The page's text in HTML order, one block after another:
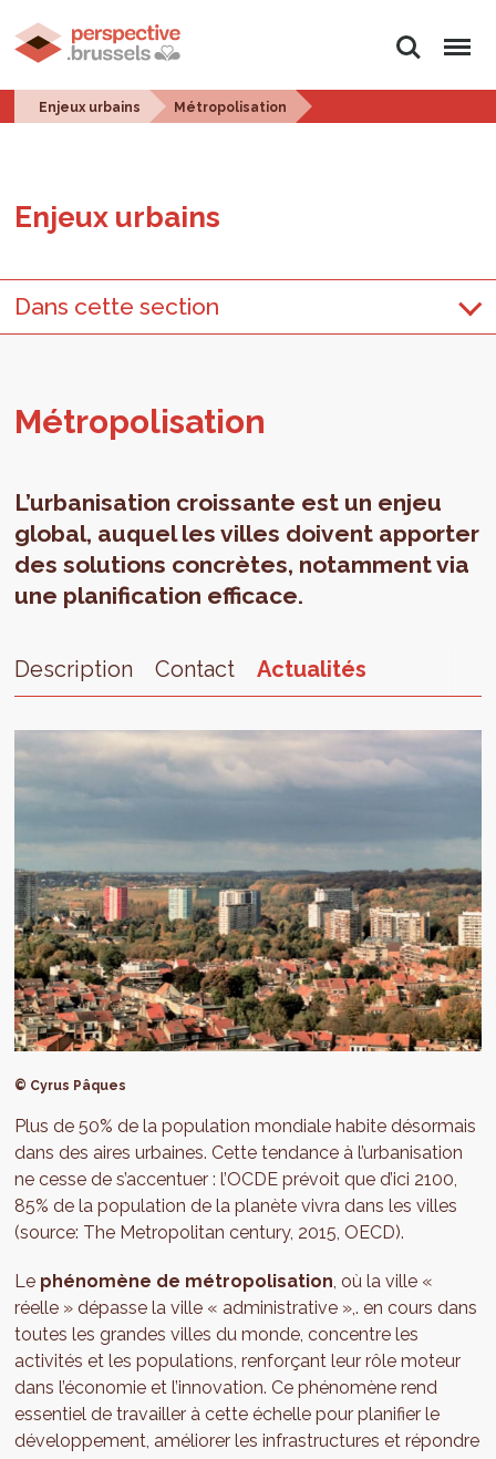
Rechercher
Menu
Enjeux urbains Métropolisation
Enjeux urbains
Dans cette section
Métro­po­li­sa­tion
L’urbanisation croissante est un enjeu
global, auquel les villes doivent apporter
des solutions concrètes, notamment via
une planification efficace.
Description Contact Actualités
© Cyrus Pâques
Plus de 50% de la population mondiale habite désormais
dans des aires urbaines. Cette tendance à l’urbanisation
ne cesse de s’accentuer : l’OCDE prévoit que d’ici 2100,
85% de la population de la planète vivra dans les villes
(source: The Metropolitan century, 2015, OECD).
Le phénomène de métropolisation , où la ville «
réelle » dépasse la ville « administrative »,. en cours dans
toutes les grandes villes du monde, concentre les
activités et les populations, renforçant leur rôle moteur
dans l’économie et l’innovation. Ce phénomène rend
essentiel de travailler à cette échelle pour planifier le
développement, améliorer les infrastructures et répondre